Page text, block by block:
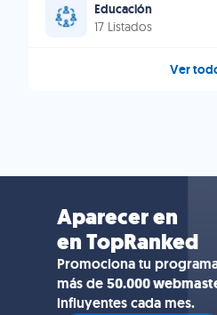
Educación
17 Listados
Ver
Aparecer en
en TopRanked
Promociona tu
más de50.000
influyentes cada mes.